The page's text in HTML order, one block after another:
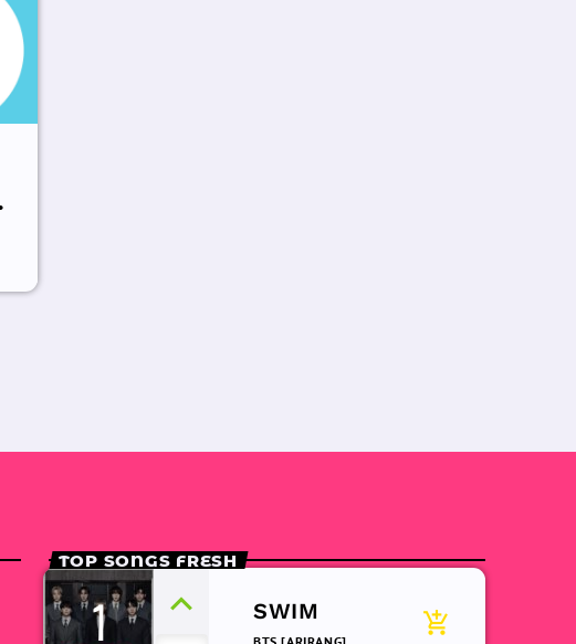
TOP SONGS FRESH
1 SWIM add_shopping_cart